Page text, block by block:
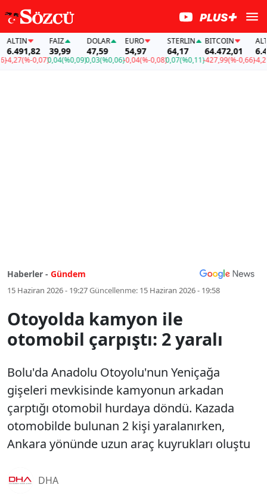
ALTIN
6.491,82
(%-0,07)
FAİZ
39,99
0,04(%0,09)
DOLAR
47,59
0,03(%0,06)
EURO
54,97
-0,04(%-0,08)
STERLIN
64,17
0,07(%0,11)
BITCOIN
64.472,01
-427,99(%-0,66)-4,27
Haberler - Gündem
15 Haziran 2026 - 19:27Güncellenme: 15 Haziran 2026 - 19:58
Otoyolda kamyon ile
otomobil çarpıştı: 2 yaralı
Bolu'da Anadolu Otoyolu'nun Yeniçağa
gişeleri mevkisinde kamyonun arkadan
çarptığı otomobil hurdaya döndü. Kazada
otomobilde bulunan 2 kişi yaralanırken,
Ankara yönünde uzun araç kuyrukları oluştu
DHA